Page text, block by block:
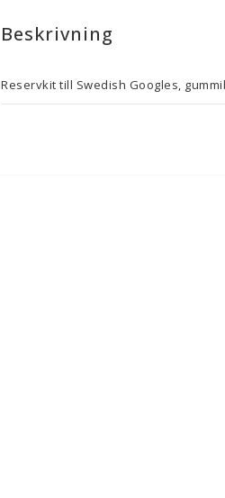
Beskrivning
Reservkit till Swedish Googles,